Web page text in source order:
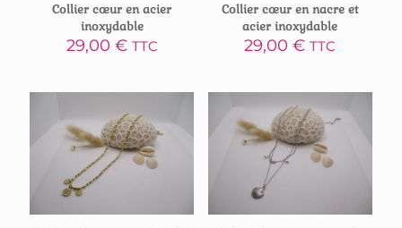
Collier cœur en acier
inoxydable
29,00 € TTC
Collier cœur en nacre et
acier inoxydable
29,00€ TTC